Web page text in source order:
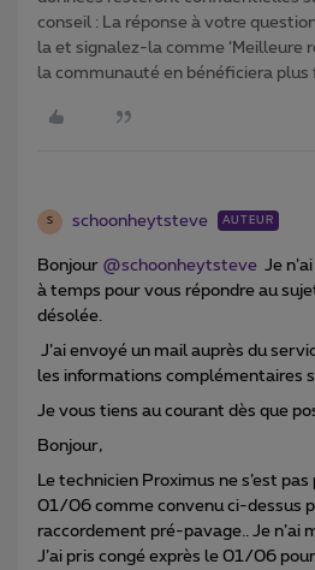
conseil : La réponse à votre
la et signalez-la comme ‘Meilleure
la communauté en bénéficiera plus
S schoonheytsteve AUTEUR
Bonjour @schoonheytsteve Je
à temps pour vous répondre au sujet
désolée.
J’ai envoyé un mail auprès du
les informations complémentaires
Je vous tiens au courant dès que
Bonjour,
Le technicien Proximus ne s’est
01/06 comme convenu ci-dessus
raccordement pré-pavage.. Je n’ai
J’ai pris congé exprès le 01/06